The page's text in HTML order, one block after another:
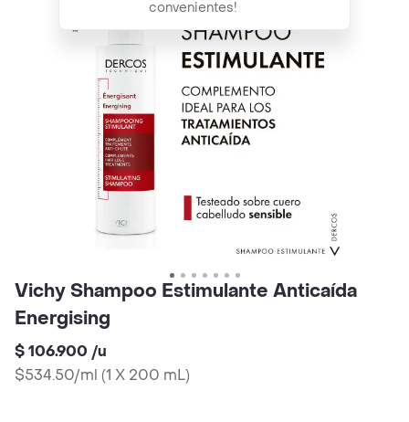
convenientes!
Vichy Shampoo Estimulante Anticaída
Energising
$ 106.900 /u
$534.50/ml (1 X 200 mL)